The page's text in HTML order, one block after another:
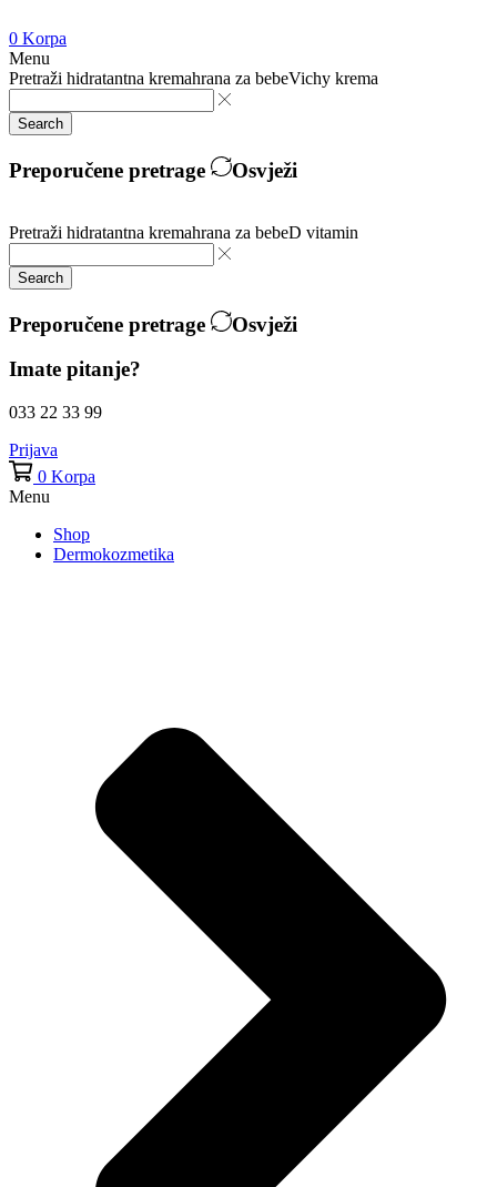
0 Korpa
Menu
Pretraži hidratantna kremahrana za bebeVichy krema
Search
Preporučene pretrage Osvježi
Pretraži hidratantna kremahrana za bebeD vitamin
Search
Preporučene pretrage
Osvježi
Imate pitanje?
033 22 33 99
Prijava
0 Korpa
Menu
Shop
Dermokozmetika